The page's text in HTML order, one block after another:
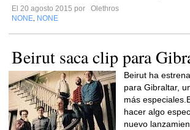
El 20 agosto 2015 por
Olethros
NONE NONE
Beirut saca clip para
Beirut ha
para Gibraltar,
más
hacer algo
nuevo